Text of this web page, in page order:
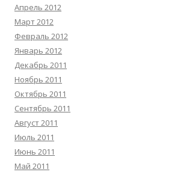
Апрель 2012
Март 2012
Февраль 2012
Январь 2012
Декабрь 2011
Ноябрь 2011
Октябрь 2011
Сентябрь 2011
Август 2011
Июль 2011
Июнь 2011
Май 2011